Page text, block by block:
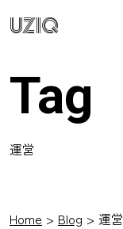
UZIQ
Tag
運営
Home Blog 運営